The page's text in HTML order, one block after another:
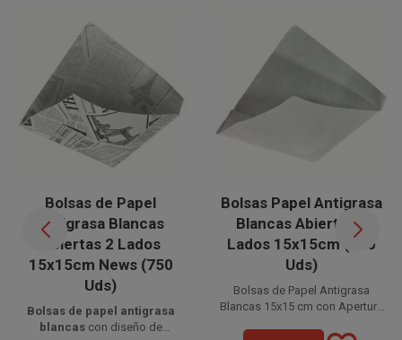
Bolsas de Papel
Antigrasa Blancas
Abiertas 2 Lados
15x15cm News (750
Uds)
Bolsas de papel antigrasa
blancascon diseño de
Bolsas Papel Antigrasa
Blancas Abiertas 2
Lados 15x15cm (750
Uds)
Bolsas de Papel Antigrasa
Blancas 15x15 cm con Apertura